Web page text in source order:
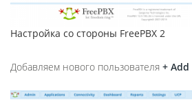
Настройка со стороны FreePBX 2
Добавляем нового пользователя + Add